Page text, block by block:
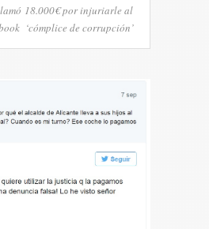
18.000€ por injuriarle al
‘cómplice de corrupción’